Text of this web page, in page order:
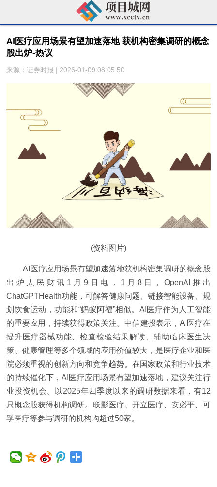
AI医疗应用场景有望加速落地 获机构密集调研的概念
股出炉-热议
来源：证券时报 | 2026-01-09 08:05:50
(资料图片)
AI医疗应用场景有望加速落地获机构密集调研的概念股
出炉人民财讯1月9日电，1月8日，OpenAI推出
ChatGPTHealth功能，可解答健康问题、链接智能设备、规
划饮食运动，功能和“蚂蚁阿福”相似。AI医疗作为人工智能
的重要应用，持续获得政策关注。中信建投表示，AI医疗在
提升医疗器械功能、检查检验结果解读、辅助临床医生决
策、健康管理等多个领域的应用价值较大，是医疗企业和医
院必须重视的创新方向和竞争趋势。在国家政策和行业技术
的持续催化下，AI医疗应用场景有望加速落地，建议关注行
业投资机会。以2025年四季度以来的调研数据来看，有12
只概念股获得机构调研。联影医疗、开立医疗、安必平、可
孚医疗等参与调研的机构均超过50家。